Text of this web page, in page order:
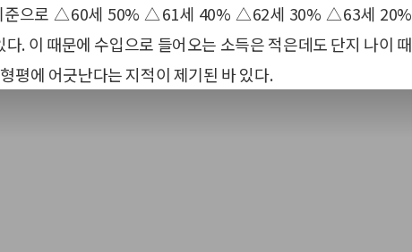
준으로 △60세 50% △61세 40% △62세 30% △63세 20%
. 이 때문에 수입으로 들어오는 소득은 적은데도 단지 나이 때
평에 어긋난다는 지적이 제기된 바 있다.